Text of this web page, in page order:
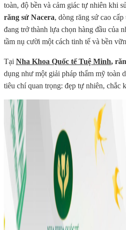
toàn, độ bền và cảm giác tự nhiên khi
răng sứ Nacera, dòng răng sứ cao
đang trở thành lựa chọn hàng đầu của
tầm nụ cười một cách tinh tế và bền
Tại Nha Khoa Quốc tế Tuệ Minh,
dụng như một giải pháp thẩm mỹ toàn
tiêu chí quan trọng: đẹp tự nhiên, chắc